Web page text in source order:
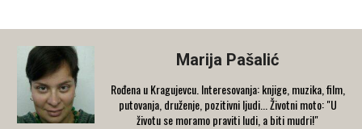
Marija Pašalić
​Rođena u Kragujevcu. Interesovanja: knjige, muzika, film,
putovanja, druženje, pozitivni ljudi... Životni moto: "U
životu se moramo praviti ludi, a biti mudri!"